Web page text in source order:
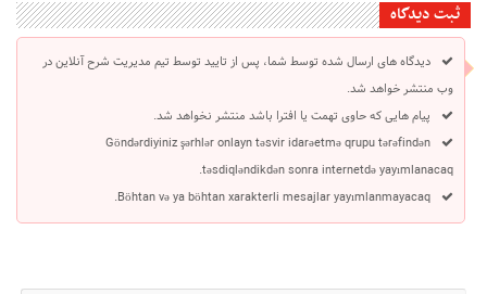
ثبت دیدگاه
دیدگاه های ارسال شده توسط شما، پس از تایید توسط تیم مدیریت شرح آنلاین در
وب منتشر خواهد شد.
پیام هایی که حاوی تهمت یا افترا باشد منتشر نخواهد شد.
Göndərdiyiniz şərhlər onlayn təsvir idarəetmə qrupu tərəfindən
təsdiqləndikdən sonra internetdə yayımlanacaq.
Böhtan və ya böhtan xarakterli mesajlar yayımlanmayacaq.